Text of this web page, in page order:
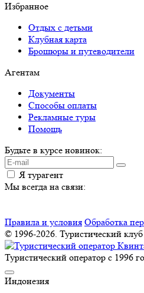
Избранное
Отдых с детьми
Клубная карта
Брошюры и путеводители
Агентам
Документы
Способы оплаты
Рекламные туры
Помощь
Будьте в курсе новинок:
Я турагент
Мы всегда на связи:
Правила и условия Обработка
© 1996-2026. Туристический
Туристический оператор с 1996
Индонезия